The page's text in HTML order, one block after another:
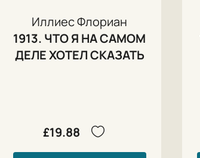
Иллиес Флориан
1913. ЧТО Я НА САМОМ
ДЕЛЕ ХОТЕЛ СКАЗАТЬ
£19.88